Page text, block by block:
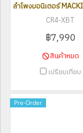
ลำโพงมอนิเตอร์
CR4-XBT
฿7,990
สินค้าหมด
เปรียบเทียบ
Pre-Order